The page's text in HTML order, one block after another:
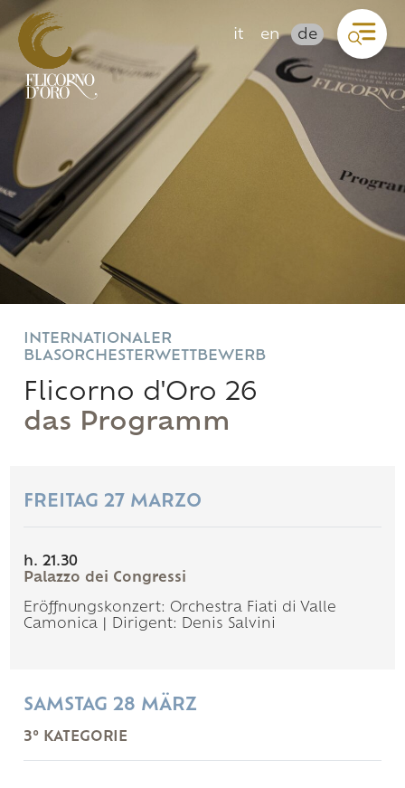
it en de
INTERNATIONALER
BLASORCHESTERWETTBEWERB
Flicorno d'Oro 26
das Programm
FREITAG 27 MARZO
h. 21.30
Palazzo dei Congressi
Eröffnungskonzert: Orchestra Fiati di Valle
Camonica | Dirigent: Denis Salvini
SAMSTAG 28 MÄRZ
3° KATEGORIE